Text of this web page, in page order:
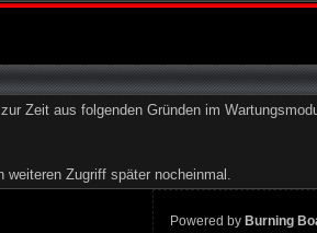
Zeit aus folgenden Gründen im
weiteren Zugriff später nocheinmal.
Powered by Burning